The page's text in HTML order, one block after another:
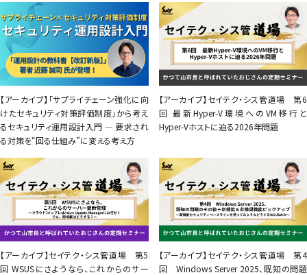
【アーカイブ】「サプライチェーン強化に向
けたセキュリティ対策評価制度」から考え
るセキュリティ運用設計入門 ― 要求され
る対策を“回る仕組み”に変える考え方
【アーカイブ】セイテク・シス管道場 第6
回 最新Hyper-V環境へのVM移行と
Hyper-Vホストに迫る2026年問題
【アーカイブ】セイテク・シス管道場 第5
回 WSUSにさようなら、これからのサー
【アーカイブ】セイテク・シス管道場 第4
回 Windows Server 2025、既知の問題